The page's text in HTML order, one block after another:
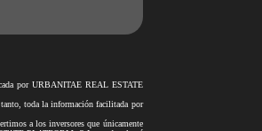
por URBANITAE REAL ESTATE
toda la información facilitada por
a los inversores que únicamente